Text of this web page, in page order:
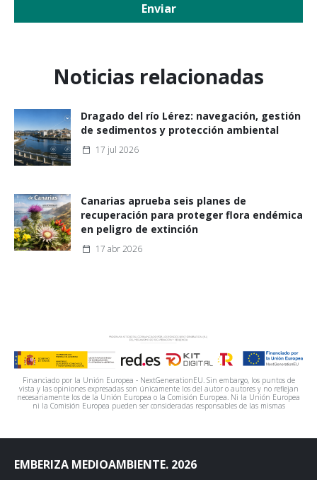
Enviar
Noticias relacionadas
Dragado del río Lérez: navegación, gestión
de sedimentos y protección ambiental
17 jul 2026
Canarias aprueba seis planes de
recuperación para proteger flora endémica
en peligro de extinción
17 abr 2026
Financiado por la Unión Europea - NextGenerationEU. Sin embargo, los puntos de
vista y las opiniones expresadas son únicamente los del autor o autores y no reflejan
necesariamente los de la Unión Europea o la Comisión Europea. Ni la Unión Europea
ni la Comisión Europea pueden ser consideradas responsables de las mismas
EMBERIZA MEDIOAMBIENTE. 2026